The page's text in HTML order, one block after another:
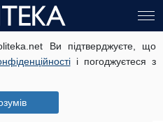
Ви підтверджуєте, що
і погоджуєтеся з
в Києві,
лікарі:
операцію